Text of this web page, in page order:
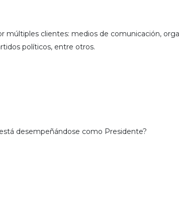
múltiples clientes: medios de comunicación,
políticos, entre otros.
desempeñándose como Presidente?